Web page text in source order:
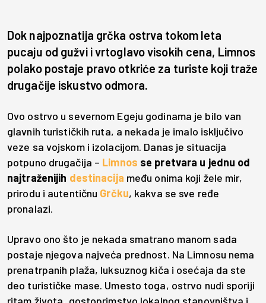
Dok najpoznatija grčka ostrva tokom leta
pucaju od gužvi i vrtoglavo visokih cena, Limnos
polako postaje pravo otkriće za turiste koji traže
drugačije iskustvo odmora.
Ovo ostrvo u severnom Egeju godinama je bilo van
glavnih turističkih ruta, a nekada je imalo isključivo
veze sa vojskom i izolacijom. Danas je situacija
potpuno drugačija – Limnos se pretvara u jednu od
najtraženijih destinacija među onima koji žele mir,
prirodu i autentičnu Grčku, kakva se sve ređe
pronalazi.
Upravo ono što je nekada smatrano manom sada
postaje njegova najveća prednost. Na Limnosu nema
prenatrpanih plaža, luksuznog kiča i osećaja da ste
deo turističke mase. Umesto toga, ostrvo nudi sporiji